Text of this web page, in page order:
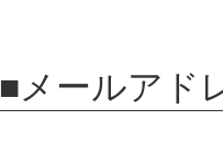
■メールアド